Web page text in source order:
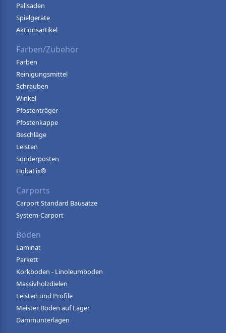
Palisaden
Spielgeräte
Aktionsartikel
Farben/Zubehör
Farben
Reinigungsmittel
Schrauben
Winkel
Pfostenträger
Pfostenkappe
Beschläge
Leisten
Sonderposten
HobaFix®
Carports
Carport Standard Bausätze
System-Carport
Böden
Laminat
Parkett
Korkboden - Linoleumboden
Massivholzdielen
Leisten und Profile
Meister Böden auf Lager
Dämmunterlagen